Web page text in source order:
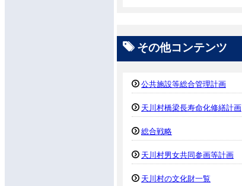
その他コンテンツ
公共施設等総合管理計画
天川村橋梁長寿命化修繕計画
総合戦略
天川村男女共同参画等計画
天川村の文化財一覧